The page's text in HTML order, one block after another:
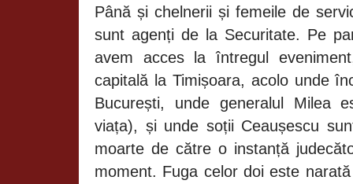
Până și chelnerii și femeile de
sunt agenți de la Securitate. Pe
avem acces la întregul
capitală la Timișoara, acolo unde
București, unde generalul Milea
viața), și unde soții Ceaușescu
moarte de către o instanță
moment. Fuga celor doi este